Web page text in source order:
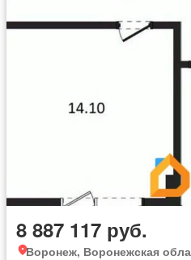
8 887 117 руб.
Воронеж, Воронежская